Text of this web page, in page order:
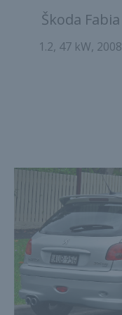
Škoda Fabia
1.2, 47 kW, 2008